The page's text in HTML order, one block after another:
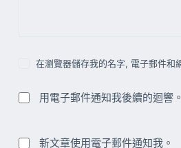
在瀏覽器儲存我的名字, 電子郵件和
用電子郵件通知我後續的迴響。
新文章使用電子郵件通知我。